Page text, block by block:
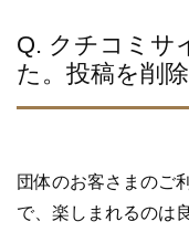
b
o
o
Q. クチコミサ
た。投稿を削
団体のお客さまのご
で、楽しまれるのは